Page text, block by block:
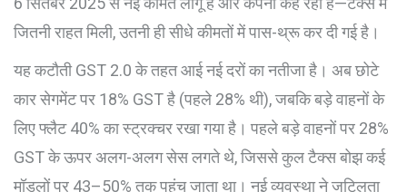
जितनी राहत मिली, उतनी ही सीधे कीमतों में पास-थ्रू कर दी गई है।
यह कटौती GST 2.0 के तहत आई नई दरों का नतीजा है। अब छोटे
कार सेगमेंट पर 18% GST है (पहले 28% थी), जबकि बड़े वाहनों के
लिए फ्लैट 40% का स्ट्रक्चर रखा गया है। पहले बड़े वाहनों पर 28%
GST के ऊपर अलग-अलग सेस लगते थे, जिससे कुल टैक्स बोझ कई
मॉडलों पर 43–50% तक पहुंच जाता था। नई व्यवस्था ने जटिलता